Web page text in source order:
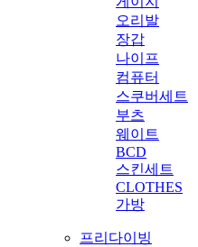
오리발
장갑
나이프
컴퓨터
스쿠버세트
부츠
웨이트
BCD
스킨세트
CLOTHES
가방
프리다이빙